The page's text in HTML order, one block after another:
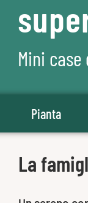
Mini
Pianta
La